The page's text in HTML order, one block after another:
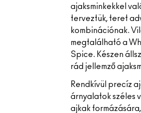
ajaksminkekkel
terveztük, teret
kombinációnak.
megtalálható a
Spice. Készen
rád jellemző
Rendkívül precíz
árnyalatok széles
ajkak